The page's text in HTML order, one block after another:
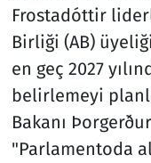
Frostadóttir
Birliği (AB)
en geç 2027
belirlemeyi
Bakanı
"Parlamentoda
Spor
Teknoloji ve
Televizyon